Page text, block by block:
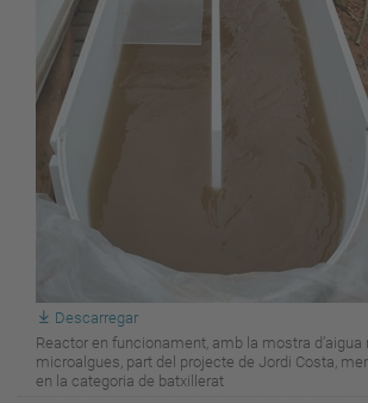
Descarregar
Reactor en funcionament, amb la mostra d’aigua
microalgues, part del projecte de Jordi Costa,
en la categoria de batxillerat